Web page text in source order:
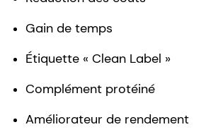
Gain de temps
Étiquette « Clean Label »
Complément protéiné
Améliorateur de rendement